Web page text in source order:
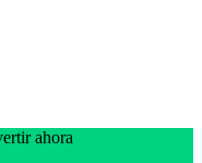
ahora